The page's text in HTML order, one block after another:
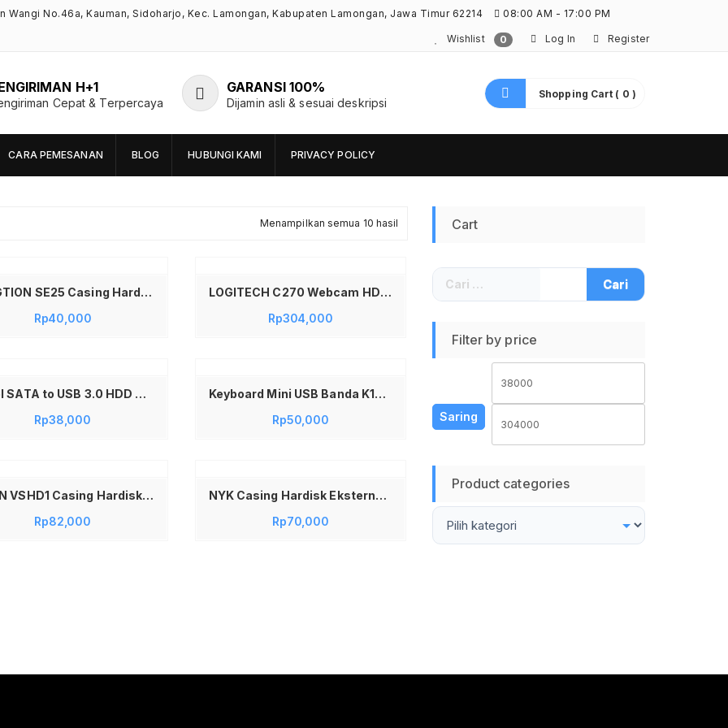
Wangi No.46a, Kauman, Sidoharjo, Kec. Lamongan, Kabupaten Lamongan, Jawa Timur 62214 08:00 AM - 17:00 PM
Wishlist 0 Log In Register
H+1
Cepat & Terpercaya
GARANSI 100%
Dijamin asli & sesuai deskripsi
Shopping Cart ( 0 )
CARA PEMESANAN BLOG HUBUNGI KAMI PRIVACY POLICY
Menampilkan semua 10 hasil
terbaru
LENGTION SE25 Casing Hardisk Eksternal 2.5 Inch USB 3.0 SATA HDD SSD Enclosure Original – External Case Laptop PC Superspeed 5Gbps USB Type A to Micro B Tempat Harddisk Eksternal Awet Kuat Aman Shockproof Desain Slim Elegant Plug and Play Anti Lemot Black
Rp40,000
LOGITECH C270 Webcam HD 720p Original Garansi Resmi – Kamera Laptop PC Komputer Eksternal Wide Screen Auto Light Correction – Webcam External Mic Noise Reduction untuk Zoom Google Meet Skype Belajar Online Kerja Kantor Live Streaming Windows Mac OS
Rp304,000
Kabel SATA to USB 3.0 HDD SSD Adaptor 30cm 2.5 Inch Adapter Eksternal External Hardisk Eksternal Laptop Cable USB A – Converter Harddisk HDD SSD SATA ke USB 3.0 2.5 Inch Portable Support Semua Merk Storage Laptop PC
Rp38,000
Keyboard Mini USB Banda K1000 K-1000 K 1000 Keyboard Minimalis Mini Laptop HP USB Laptop Mini Komputer External Eksternal
Rp50,000
VIVAN VSHD1 Casing Hardisk Eksternal 2.5 Inch USB 3.0 SATA HDD SSD Enclosure Transparan Original – HDD Case External Case Laptop Tempat Hardisk Laptop PC Super Speed 5Gbps Plug and Play Tanpa Alat Tool Free Design Awet Kuat Elegant Clear Bening
Rp82,000
NYK Casing Hardisk Eksternal 2.5 Inch USB 3.0 SATA HDD SSD Enclosure Transparan Original – HDD Case External Laptop PC High Speed 5Gbps Plug and Play Tempat Harddisk Bening Desain Tool Free Tanpa Obeng Kuat Awet Support Kapasitas Besar Garansi Resmi
Rp70,000
Cart
Cari
untuk:
Filter by price
Saring
Product categories